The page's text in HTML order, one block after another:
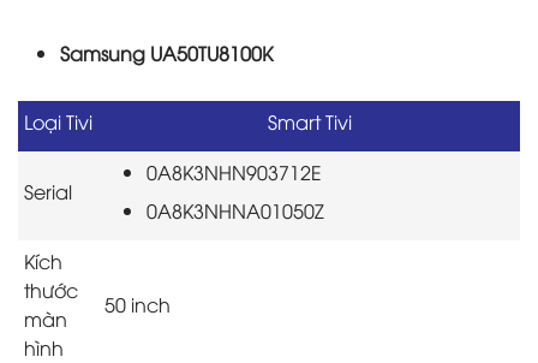
Samsung UA50TU8100K
Loại Tivi Smart Tivi
Serial
0A8K3NHN903712E
0A8K3NHNA01050Z
Kích
thước
màn
hình
50 inch